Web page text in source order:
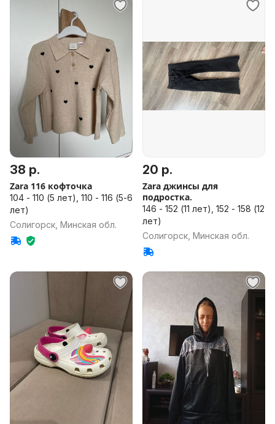
38 р.
Zara 116 кофточка
104 - 110 (5 лет), 110 - 116 (5-6
лет)
Солигорск, Минская обл.
20 р.
Zara джинсы для
подростка.
146 - 152 (11 лет), 152 - 158 (12
лет)
Солигорск, Минская обл.